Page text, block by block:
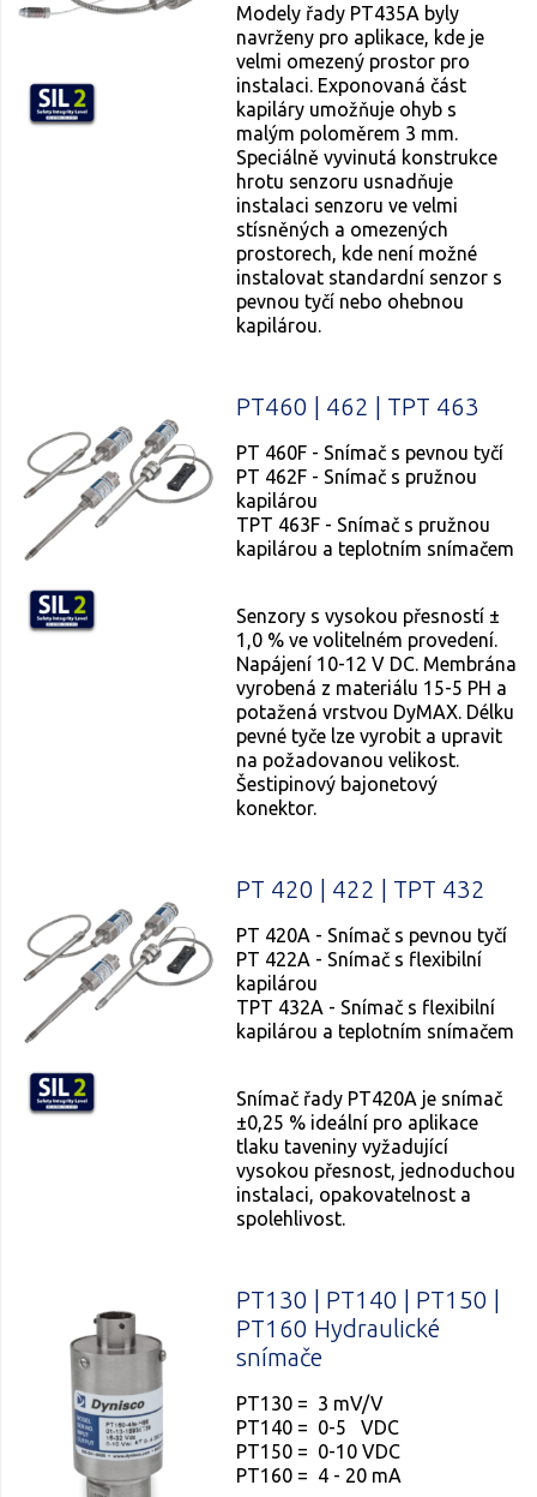
Modely řady PT435A byly
navrženy pro aplikace, kde je
velmi omezený prostor pro
instalaci. Exponovaná část
kapiláry umožňuje ohyb s
malým poloměrem 3 mm.
Speciálně vyvinutá konstrukce
hrotu senzoru usnadňuje
instalaci senzoru ve velmi
stísněných a omezených
prostorech, kde není možné
instalovat standardní senzor s
pevnou tyčí nebo ohebnou
kapilárou.
PT460 | 462 | TPT 463
PT 460F - Snímač s pevnou tyčí
PT 462F - Snímač s pružnou
kapilárou
TPT 463F - Snímač s pružnou
kapilárou a teplotním snímačem
Senzory s vysokou přesností ±
1,0 % ve volitelném provedení.
Napájení 10-12 V DC. Membrána
vyrobená z materiálu 15-5 PH a
potažená vrstvou DyMAX. Délku
pevné tyče lze vyrobit a upravit
na požadovanou velikost.
Šestipinový bajonetový
konektor.
PT 420 | 422 | TPT 432
PT 420A - Snímač s pevnou tyčí
PT 422A - Snímač s flexibilní
kapilárou
TPT 432A - Snímač s flexibilní
kapilárou a teplotním snímačem
Snímač řady PT420A je snímač
±0,25 % ideální pro aplikace
tlaku taveniny vyžadující
vysokou přesnost, jednoduchou
instalaci, opakovatelnost a
spolehlivost.
PT130 | PT140 | PT150 |
PT160 Hydraulické
snímače
PT130 = 3 mV/V
PT140 = 0-5 VDC
PT150 = 0-10 VDC
PT160 = 4 - 20 mA